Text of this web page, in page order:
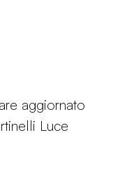
aggiornato
Luce